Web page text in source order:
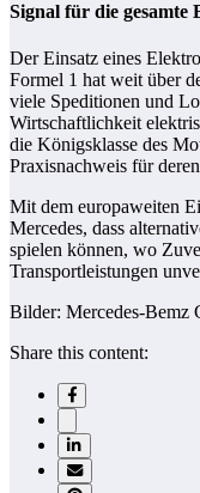
Signal für die gesamte
Der Einsatz eines
Formel 1 hat weit über
viele Speditionen und
Wirtschaftlichkeit
die Königsklasse des
Praxisnachweis für
Mit dem europaweiten
Mercedes, dass
spielen können, wo
Transportleistungen
Bilder: Mercedes-Bemz
Share this content: